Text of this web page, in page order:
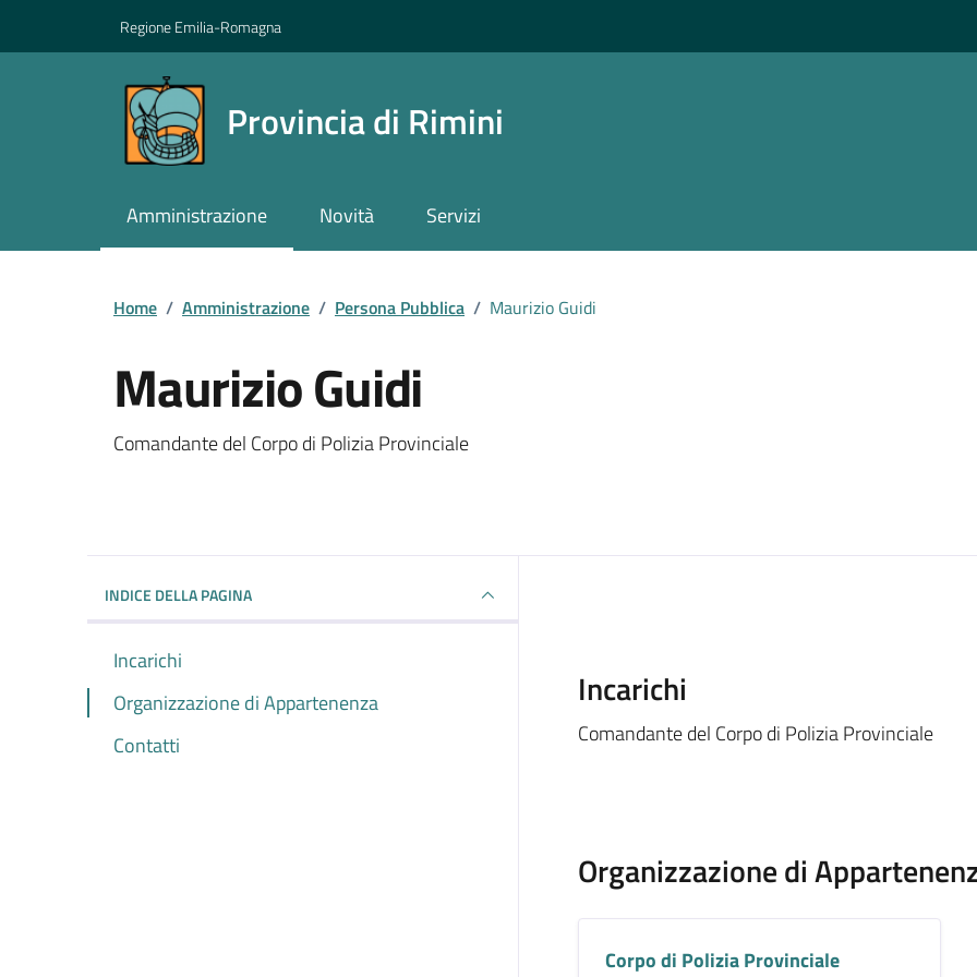
Regione Emilia-Romagna
Provincia di Rimini
Amministrazione Novità Servizi
Home / Amministrazione / Persona Pubblica / Maurizio Guidi
Maurizio Guidi
Comandante del Corpo di Polizia Provinciale
INDICE DELLA PAGINA
Incarichi
Organizzazione di Appartenenza
Contatti
Incarichi
Comandante del Corpo di Polizia Provinciale
Organizzazione di
Corpo di Polizia Provinciale